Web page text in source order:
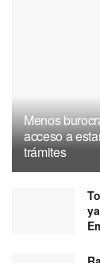
Menos
acceso a
trámites